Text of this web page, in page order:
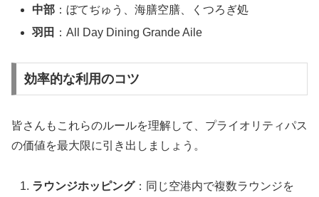
中部 ：ぼてぢゅう、海膳空膳、くつろぎ処
羽田 ：All Day Dining Grande Aile
効率的な利用のコツ
皆さんもこれらのルールを理解して、プライオリティパス
の価値を最大限に引き出しましょう。
ラウンジホッピング：同じ空港内で複数ラウンジを